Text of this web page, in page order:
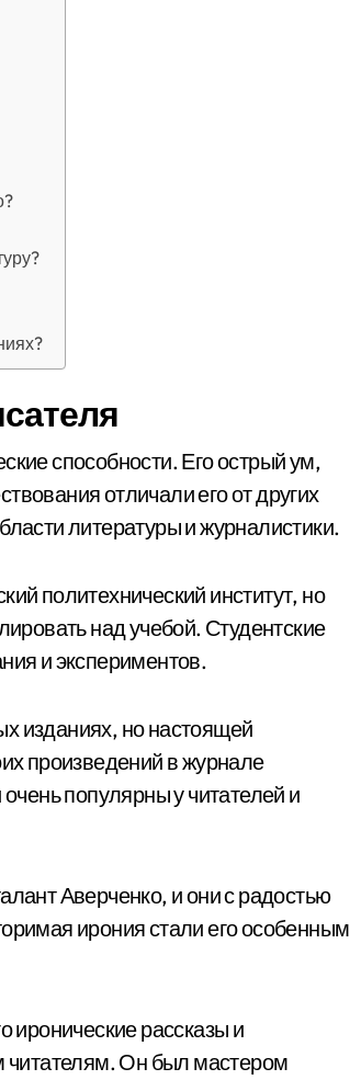
способности. Его острый ум,
отличали его от других
литературы и журналистики.
политехнический институт, но
над учебой. Студентские
и экспериментов.
изданиях, но настоящей
произведений в журнале
популярны у читателей и
Аверченко, и они с радостью
ирония стали его особенным
иронические рассказы и
читателям. Он был мастером